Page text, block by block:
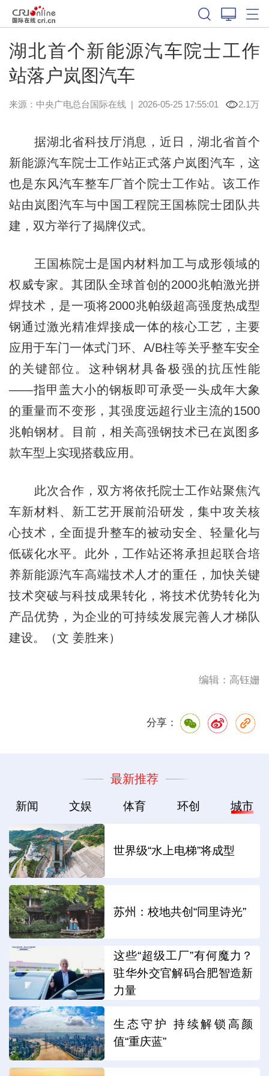
湖北首个新能源汽车院士工作
站落户岚图汽车
来源：中央广电总台国际在线| 2026-05-25 17:55:01 2.1万
据湖北省科技厅消息，近日，湖北省首个
新能源汽车院士工作站正式落户岚图汽车，这
也是东风汽车整车厂首个院士工作站。该工作
站由岚图汽车与中国工程院王国栋院士团队共
建，双方举行了揭牌仪式。
王国栋院士是国内材料加工与成形领域的
权威专家。其团队全球首创的2000兆帕激光拼
焊技术，是一项将2000兆帕级超高强度热成型
钢通过激光精准焊接成一体的核心工艺，主要
应用于车门一体式门环、A/B柱等关乎整车安全
的关键部位。这种钢材具备极强的抗压性能
——指甲盖大小的钢板即可承受一头成年大象
的重量而不变形，其强度远超行业主流的1500
兆帕钢材。目前，相关高强钢技术已在岚图多
款车型上实现搭载应用。
此次合作，双方将依托院士工作站聚焦汽
车新材料、新工艺开展前沿研发，集中攻关核
心技术，全面提升整车的被动安全、轻量化与
低碳化水平。此外，工作站还将承担起联合培
养新能源汽车高端技术人才的重任，加快关键
技术突破与科技成果转化，将技术优势转化为
产品优势，为企业的可持续发展完善人才梯队
建设。（文 姜胜来）
编辑：高钰姗
分享：
最新推荐
新闻 文娱 体育 环创 城市
世界级“水上电梯”将成型
苏州：校地共创“同里诗光”
这些“超级工厂”有何魔力？
驻华外交官解码合肥智造新
力量
生态守护 持续解锁高颜
值“重庆蓝”